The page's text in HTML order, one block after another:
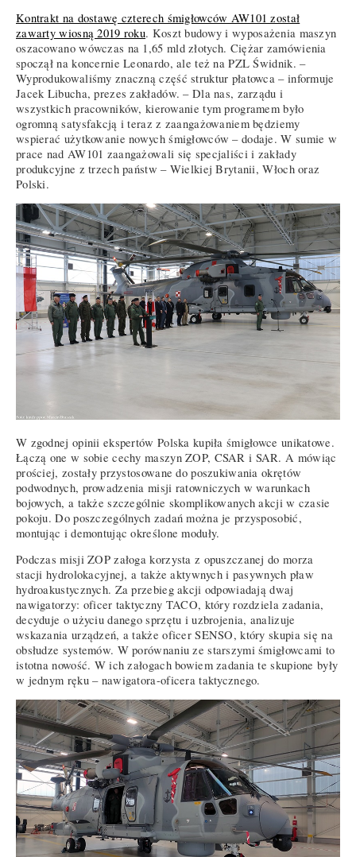
Kontrakt na dostawę czterech śmigłowców AW101 został
zawarty wiosną 2019 roku. Koszt budowy i wyposażenia maszyn
oszacowano wówczas na 1,65 mld złotych. Ciężar zamówienia
spoczął na koncernie Leonardo, ale też na PZL Świdnik. –
Wyprodukowaliśmy znaczną część struktur płatowca – informuje
Jacek Libucha, prezes zakładów. – Dla nas, zarządu i
wszystkich pracowników, kierowanie tym programem było
ogromną satysfakcją i teraz z zaangażowaniem będziemy
wspierać użytkowanie nowych śmigłowców – dodaje. W sumie w
prace nad AW101 zaangażowali się specjaliści i zakłady
produkcyjne z trzech państw – Wielkiej Brytanii, Włoch oraz
Polski.
W zgodnej opinii ekspertów Polska kupiła śmigłowce unikatowe.
Łączą one w sobie cechy maszyn ZOP, CSAR i SAR. A mówiąc
prościej, zostały przystosowane do poszukiwania okrętów
podwodnych, prowadzenia misji ratowniczych w warunkach
bojowych, a także szczególnie skomplikowanych akcji w czasie
pokoju. Do poszczególnych zadań można je przysposobić,
montując i demontując określone moduły.
Podczas misji ZOP załoga korzysta z opuszczanej do morza
stacji hydrolokacyjnej, a także aktywnych i pasywnych pław
hydroakustycznych. Za przebieg akcji odpowiadają dwaj
nawigatorzy: oficer taktyczny TACO, który rozdziela zadania,
decyduje o użyciu danego sprzętu i uzbrojenia, analizuje
wskazania urządzeń, a także oficer SENSO, który skupia się na
obsłudze systemów. W porównaniu ze starszymi śmigłowcami to
istotna nowość. W ich załogach bowiem zadania te skupione były
w jednym ręku – nawigatora-oficera taktycznego.